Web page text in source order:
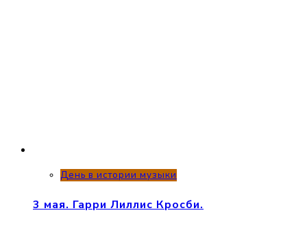
День в истории музыки
3 мая. Гарри Лиллис Кросби.